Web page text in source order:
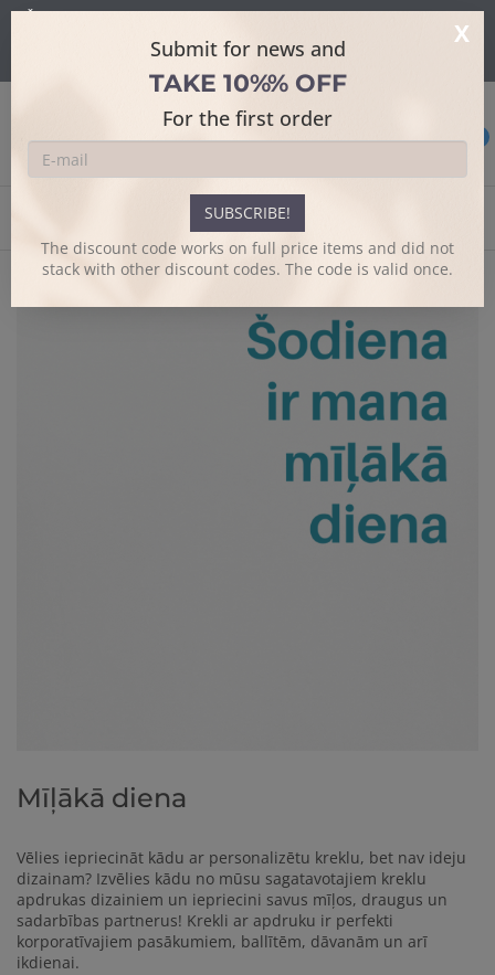
X
Submit for news and
TAKE 10%% OFF
For the first order
SUBSCRIBE!
The discount code works on full price items and did not
stack with other discount codes. The code is valid once.
Mīļākā diena
Mīļākā diena
Vēlies iepriecināt kādu ar personalizētu kreklu, bet nav ideju
dizainam? Izvēlies kādu no mūsu sagatavotajiem kreklu
apdrukas dizainiem un iepriecini savus mīļos, draugus un
sadarbības partnerus! Krekli ar apdruku ir perfekti
korporatīvajiem pasākumiem, ballītēm, dāvanām un arī
ikdienai.
papildus funkciju piedāvājumam.